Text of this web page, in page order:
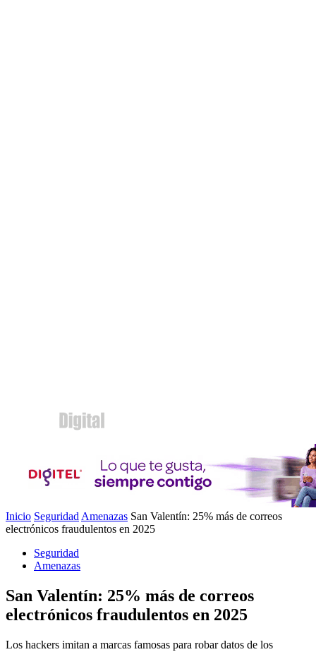
Inicio Seguridad Amenazas San Valentín: 25% más de correos
electrónicos fraudulentos en 2025
Seguridad
Amenazas
San Valentín: 25% más de correos
electrónicos fraudulentos en 2025
Los hackers imitan a marcas famosas para robar datos de los